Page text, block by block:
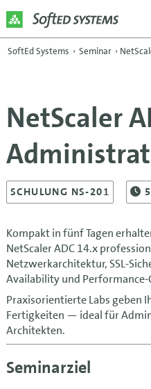
SoftEd Systems › Seminar ›
NetScaler
SCHULUNG NS-201 5
Kompakt in fünf Tagen
NetScaler ADC 14.x
Netzwerkarchitektur, SSL-
Availability und
Praxisorientierte Labs geben
Fertigkeiten — ideal für
Architekten.
Seminarziel